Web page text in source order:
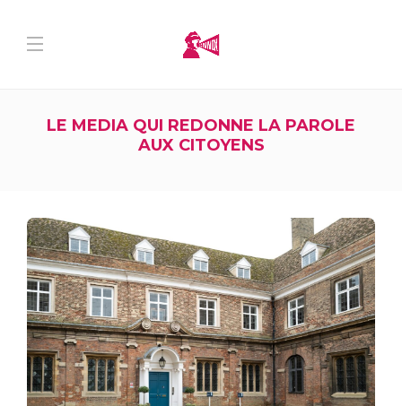
LE MEDIA QUI REDONNE LA PAROLE
AUX CITOYENS